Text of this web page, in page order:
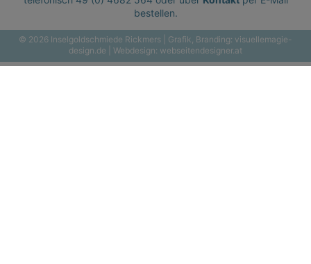
bestellen.
© 2026 Inselgoldschmiede Rickmers | Grafik, Branding: visuellemagie-
design.de | Webdesign: webseitendesigner.at